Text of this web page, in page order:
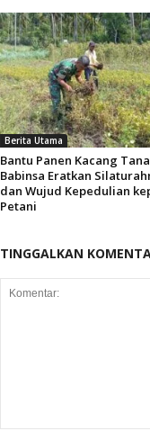
Berita Utama
Bantu Panen Kacang
Babinsa Eratkan
dan Wujud Kepedulian
Petani
TINGGALKAN